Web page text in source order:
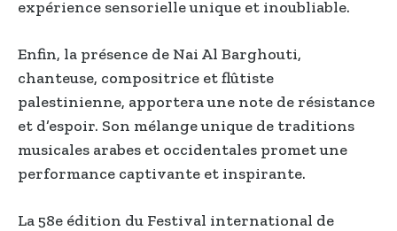
expérience sensorielle unique et inoubliable.
Enfin, la présence de Nai Al Barghouti,
chanteuse, compositrice et flûtiste
palestinienne, apportera une note de résistance
et d’espoir. Son mélange unique de traditions
musicales arabes et occidentales promet une
performance captivante et inspirante.
La 58e édition du Festival international de